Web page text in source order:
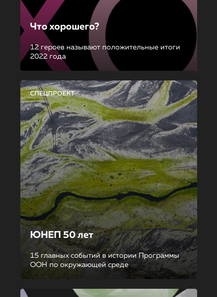
Что хорошего?
12 героев называют положительные итоги
2022 года
СПЕЦПРОЕКТ
ЮНЕП 50 лет
15 главных событий в истории Программы
ООН по окружающей среде